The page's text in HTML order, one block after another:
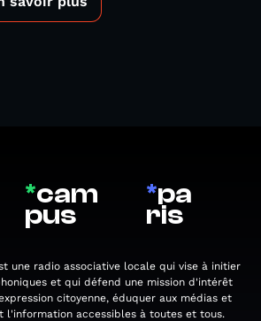
*cam
pus
*pa
ris
une radio associative locale qui vise à initier
et qui défend une mission d'intérêt
citoyenne, éduquer aux médias et
l'information accessibles à toutes et tous.